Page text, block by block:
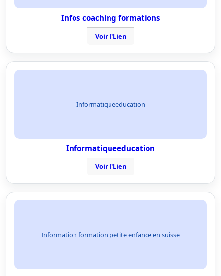
Infos coaching formations
Voir l'Lien
Informatiqueeducation
Informatiqueeducation
Voir l'Lien
Information formation petite enfance en suisse